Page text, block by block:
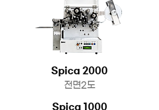
Spica 2000
전면2도
Spica 1000